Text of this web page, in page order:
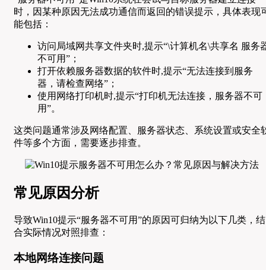
时，因某种原因无法成功通信而返回的错误提示，具体表现
能包括：
访问局域网共享文件夹时,提示“\计算机名\共享名 服务
不可用”；
打开依赖服务器数据的软件时,提示“无法连接到服务
器，请检查网络”；
使用网络打印机时,提示“打印机无法连接，服务器不可
用”。
这类问题通常涉及网络配置、服务器状态、系统设置或安全
件等多个方面，需要逐步排查。
常见原因分析
导致Win10提示“服务器不可用”的原因可归纳为以下几类，结
合实际情况对照排查：
本地网络连接问题